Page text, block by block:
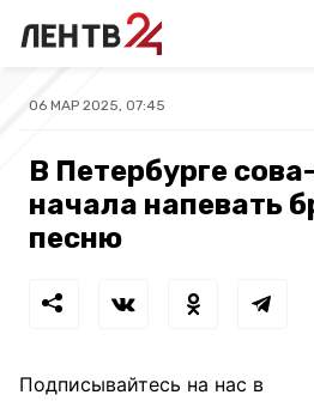
06 МАР 2025, 07:45
В Петербурге
начала напевать
песню
Подписывайтесь на нас в